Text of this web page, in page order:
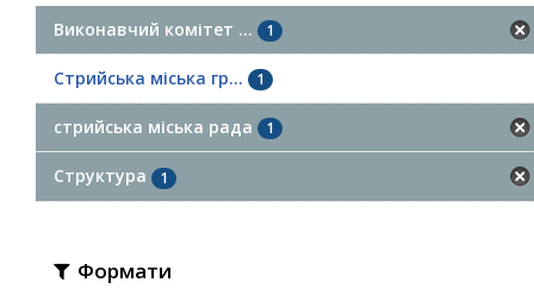
Виконавчий комітет ... 1
Стрийська міська гр... 1
стрийська міська рада 1
Структура 1
Формати